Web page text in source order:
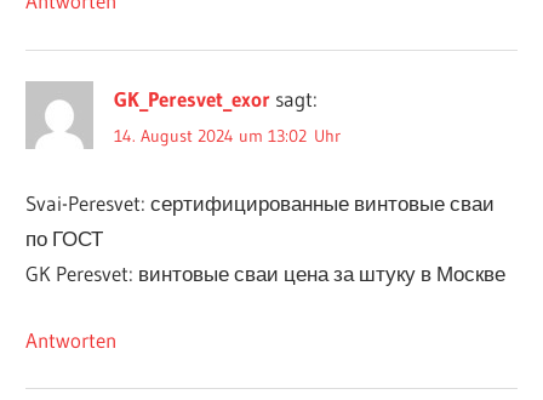
GK_Peresvet_exor sagt:
14. August 2024 um 13:02 Uhr
Svai-Peresvet: сертифицированные винтовые сваи
по ГОСТ
GK Peresvet: винтовые сваи цена за штуку в Москве
Antworten